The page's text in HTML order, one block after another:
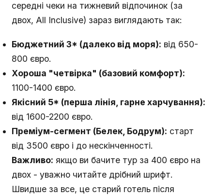
середні чеки на тижневий відпочинок (за
двох, All Inclusive) зараз виглядають так:
Бюджетний 3* (далеко від моря): від 650-
800 євро.
Хороша "четвірка" (базовий комфорт):
1100-1400 євро.
Якісний 5* (перша лінія, гарне харчування):
від 1600-2200 євро.
Преміум-сегмент (Белек, Бодрум): старт
від 3500 євро і до нескінченності.
Важливо: якщо ви бачите тур за 400 євро на
двох - уважно читайте дрібний шрифт.
Швидше за все, це старий готель після